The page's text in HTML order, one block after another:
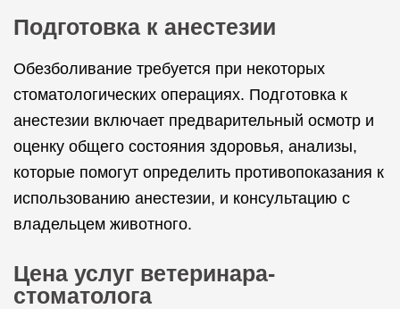
Подготовка к анестезии
Обезболивание требуется при некоторых
стоматологических операциях. Подготовка к
анестезии включает предварительный осмотр и
оценку общего состояния здоровья, анализы,
которые помогут определить противопоказания к
использованию анестезии, и консультацию с
владельцем животного.
Цена услуг ветеринара-
стоматолога